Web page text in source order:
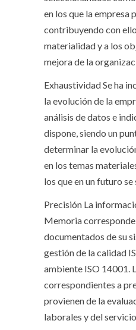
en los que la empresa
contribuyendo con
materialidad y a los
mejora de la
ExhaustividadSe ha
la evolución de la
análisis de datos e
dispone, siendo un
determinar la
en los temas
los que en un futuro
Precisión La
Memoria
documentados de su
gestión de la calidad
ambiente ISO 14001.
correspondientes a
provienen de la
laborales y del